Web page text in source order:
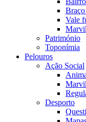
Braço
Vale
Património
Toponímia
Pelouros
Ação Social
Desporto